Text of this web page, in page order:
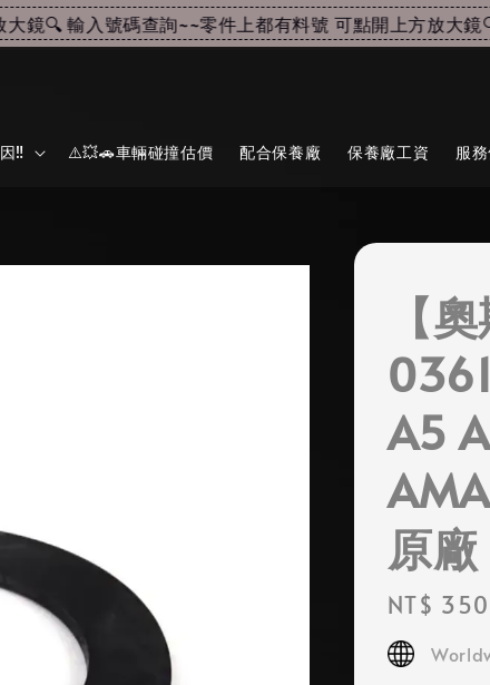
🔍 輸入號碼查詢~~零件上都有料號 可點開上方放大鏡🔍
‼️ ⚠️💥🚗車輛碰撞估價 配合保養廠 保養廠工資 服
【
A5
原廠
Regular
price
NT$ 350